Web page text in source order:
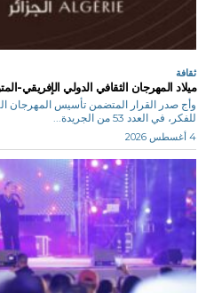
ثقافة
ميلاد المهرجان الثقافي الدولي الإفريقي-
وأج صدر القرار المتضمن تأسيس المهرجان
للفكر، في العدد 53 من الجريدة...
4 أغسطس 2026